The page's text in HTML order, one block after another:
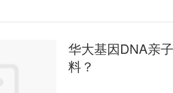
华大基因DNA亲
料？